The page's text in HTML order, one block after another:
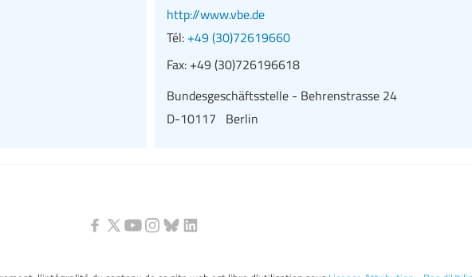
http://www.vbe.de
Tél: +49 (30)72619660
Fax: +49 (30)726196618
Bundesgeschäftsstelle - Behrenstrasse 24
D-10117 Berlin